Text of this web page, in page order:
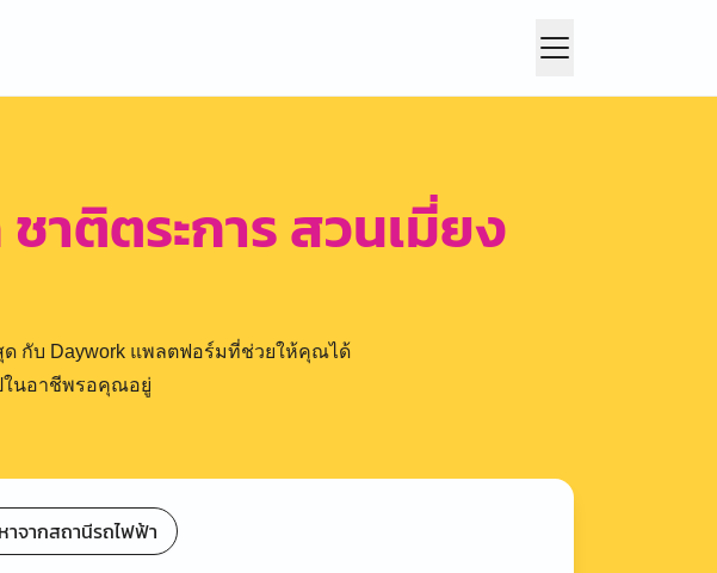
าติตระการ สวนเมี่ยง
กับ Daywork แพลตฟอร์มที่ช่วยให้คุณได้
ในอาชีพรอคุณอยู่
าจากสถานีรถไฟฟ้า